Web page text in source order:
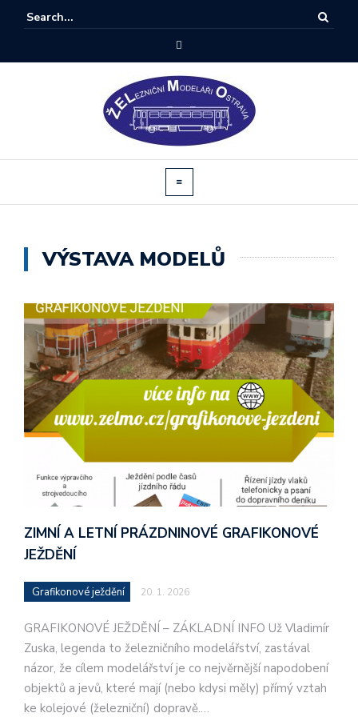
VÝSTAVA MODELŮ
ZIMNÍ A LETNÍ PRÁZDNINOVÉ GRAFIKONOVÉ
JEŽDĚNÍ
Grafikonové ježdění 20. 1. 2026
GRAFIKONOVÉ JEŽDĚNÍ – ZÁKLADNÍ INFO Už Vladimír
Zuska, legenda to železničního modelářství, zastával
názor, že cílem modelářství je co nejvěrnější napodobení
objektů a jevů, které mají (nebo kdysi měly) přímý vztah
ke kolejové (železniční) dopravě.…